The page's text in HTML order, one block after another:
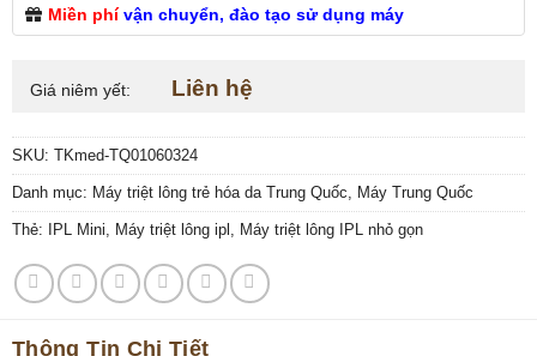
Miền phí vận chuyển, đào tạo sử dụng máy
Giá niêm yết: Liên hệ
SKU: TKmed-TQ01060324
Danh mục: Máy triệt lông trẻ hóa da Trung Quốc, Máy Trung Quốc
Thẻ: IPL Mini, Máy triệt lông ipl , Máy triệt lông IPL nhỏ gọn
Thông Tin Chi Tiết